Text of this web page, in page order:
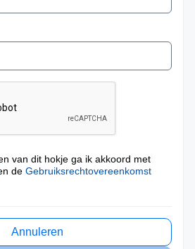
van dit hokje ga ik akkoord met
de Gebruiksrechtovereenkomst
Annuleren